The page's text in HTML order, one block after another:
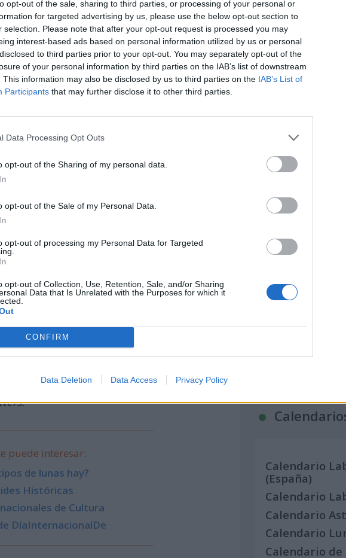
opt-out of the sale, sharing to third parties, or processing of your personal or
for targeted advertising by us, please use the below opt-out section to
selection. Please note that after your opt-out request is processed you may
interest-based ads based on personal information utilized by us or personal
to third parties prior to your opt-out. You may separately opt-out of the
of your personal information by third parties on the IAB’s list of downstream
This information may also be disclosed by us to third parties on the IAB’s List of
Participants that may further disclose it to other third parties.
Data Processing Opt Outs
opt-out of the Sharing of my personal data.
opt-out of the Sale of my Personal Data.
opt-out of processing my Personal Data for Targeted
opt-out of Collection, Use, Retention, Sale, and/or Sharing
Data that Is Unrelated with the Purposes for which it
CONFIRM
Data Deletion Data Access Privacy Policy
engrosada y lisa, bultos rojizos debajo o
semejantes al acné.
cancerosos, con aspectos de manchas
en el cerebro, asociados con
agresión, desadaptación social,
tumores no cancerosos en los riñones.
de tumores pulmonares benignos que
con discapacidad intelectual o
la enfermedad a los hijos biológicos.
solamente tratamientos para disminuir
cirugías para tratar complicaciones
poco frecuente en las redes sociales,
#TSCglobalday
puede interesar:
de lunas hay?
Históricas
de Cultura
DíaInternacionalDe
Noticias y
Internacionales
Onomástica.
Semanas
Años
Qué se
cumpleaños
Eventos
Los mejores
según
Crea una
evento que
¿Qué día
Calendario
(España)
Calendario
Calendario
Calendario
Calendario de